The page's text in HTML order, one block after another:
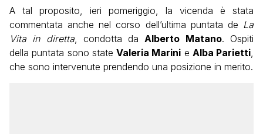
A tal proposito, ieri pomeriggio, la vicenda è stata
commentata anche nel corso dell’ultima puntata de La
Vita in diretta, condotta daAlberto Matano. Ospiti
della puntata sono state Valeria Marini e Alba Parietti,
che sono intervenute prendendo una posizione in merito.